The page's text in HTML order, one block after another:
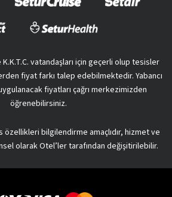
vatandaşları için geçerli olup tesisler
fiyat farkı talep edebilmektedir. Yabancı
fiyatları çağrı merkezimizden
öğrenebilirsiniz.
bilgilendirme amaçlıdır, hizmet ve
olarak Otel’ler tarafından değişitirilebilir.